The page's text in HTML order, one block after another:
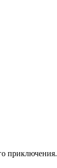
приключения.